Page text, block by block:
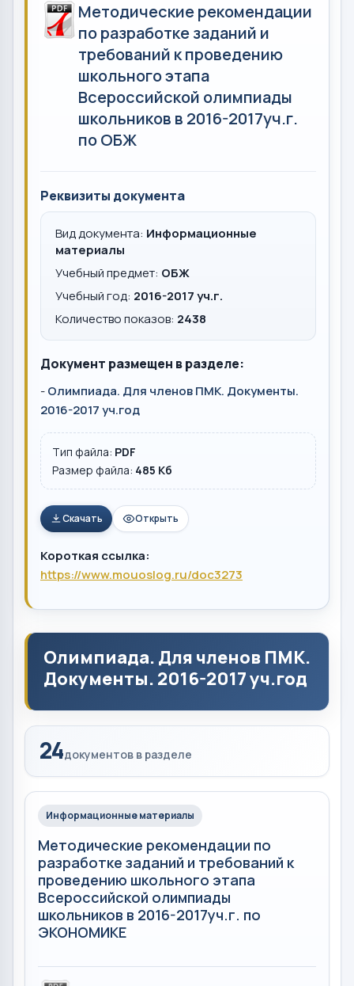
Методические рекомендации
по разработке заданий и
требований к проведению
школьного этапа
Всероссийской олимпиады
школьников в 2016-2017уч.г.
по ОБЖ
Реквизиты документа
Вид документа: Информационные
материалы
Учебный предмет: ОБЖ
Учебный год: 2016-2017 уч.г.
Количество показов: 2438
Документ размещен в разделе:
-Олимпиада. Для членов ПМК. Документы.
2016-2017 уч.год
Тип файла: PDF
Размер файла: 485 Кб
Скачать Открыть
Короткая ссылка:
https://www.mouoslog.ru/doc3273
Олимпиада. Для членов ПМК.
Документы. 2016-2017 уч.год
24документов в разделе
Информационные материалы
Методические рекомендации по
разработке заданий и требований к
проведению школьного этапа
Всероссийской олимпиады
школьников в 2016-2017уч.г. по
ЭКОНОМИКЕ